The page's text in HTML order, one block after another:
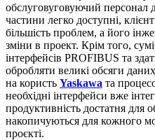
обслуговуговуючий персонал
частини легко доступні,
більшість проблем, а його
зміни в проект. Крім того,
інтерфейсів PROFIBUS та
обробляти великі обсяги
на користь Yaskawa та
необхідні інтерфейси вже
продуктивність достатня для
накопичуються для кожного
проєкті.